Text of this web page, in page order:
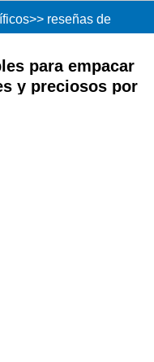
>> reseñas de
para empacar
y preciosos por